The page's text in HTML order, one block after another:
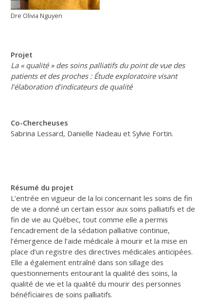
Dre Olivia Nguyen
Projet
La « qualité » des soins palliatifs du point de vue des
patients et des proches : Étude exploratoire visant
l’élaboration d’indicateurs de qualité
Co-Chercheuses
Sabrina Lessard, Danielle Nadeau et Sylvie Fortin.
Résumé du projet
L’entrée en vigueur de la loi concernant les soins de fin
de vie a donné un certain essor aux soins palliatifs et de
fin de vie au Québec, tout comme elle a permis
l’encadrement de la sédation palliative continue,
l’émergence de l’aide médicale à mourir et la mise en
place d’un registre des directives médicales anticipées.
Elle a également entraîné dans son sillage des
questionnements entourant la qualité des soins, la
qualité de vie et la qualité du mourir des personnes
bénéficiaires de soins palliatifs.